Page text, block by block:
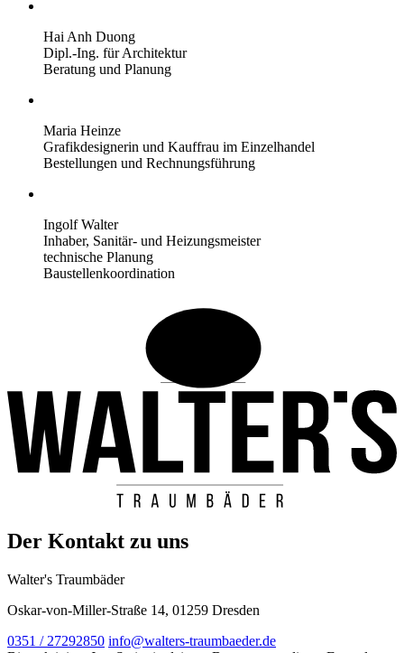
Hai Anh Duong
Dipl.-Ing. für Architektur
Beratung und Planung
Maria Heinze
Grafikdesignerin und Kauffrau im Einzelhandel
Bestellungen und Rechnungsführung
Ingolf Walter
Inhaber, Sanitär- und Heizungsmeister
technische Planung
Baustellenkoordination
Der Kontakt zu uns
Walter's Traumbäder
Oskar-von-Miller-Straße 14, 01259 Dresden
0351 / 27292850 info@walters-traumbaeder.de